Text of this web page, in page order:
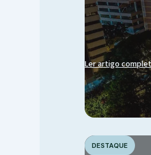
Ler artigo
DESTAQUE